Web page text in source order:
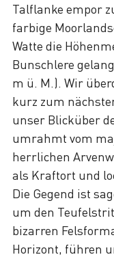
Talflanke empor
farbige
Watte die
Bunschlere
m ü. M.). Wir
kurz zum
unser Blicküber
umrahmt vom
herrlichen
als Kraftort und
Die Gegend ist
um den
bizarren
Horizont, führen